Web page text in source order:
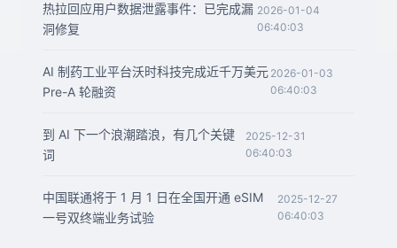
热拉回应用户数据泄露事件：已完成漏
洞修复
2026-01-04
06:40:03
AI 制药工业平台沃时科技完成近千万美元
Pre-A 轮融资
2026-01-03
06:40:03
到 AI 下一个浪潮踏浪，有几个关键
词
2025-12-31
06:40:03
中国联通将于 1 月 1 日在全国开通 eSIM
一号双终端业务试验
2025-12-27
06:40:03